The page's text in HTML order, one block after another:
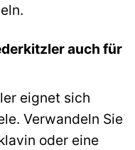
auch für
eignet sich
Verwandeln Sie
oder eine